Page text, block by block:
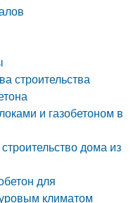
строительства
и газобетоном в
дома из
для
климатом